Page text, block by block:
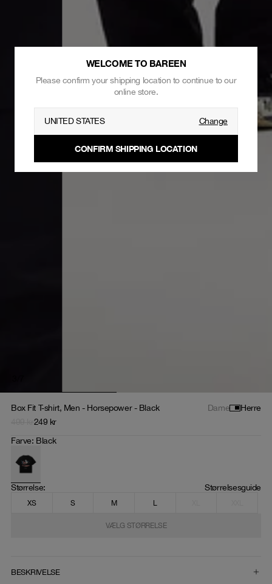
Box Fit T-shirt, Men - Horsepower - Black Dame
Herre
249 kr
Farve: Black
Størrelse: Størrelsesguide
XS S M L
VÆLG STØRRELSE
BESKRIVELSE
WELCOME TO BAREEN
Please confirm your shipping location to continue to our
online store.
UNITED STATES Change
CONFIRM SHIPPING LOCATION